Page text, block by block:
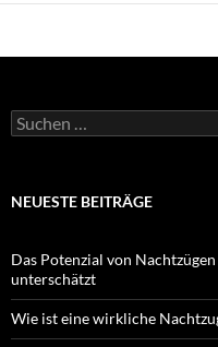
Suchen
nach:
NEUESTE BEITRÄGE
Das Potenzial von
unterschätzt
Wie ist eine wirkliche